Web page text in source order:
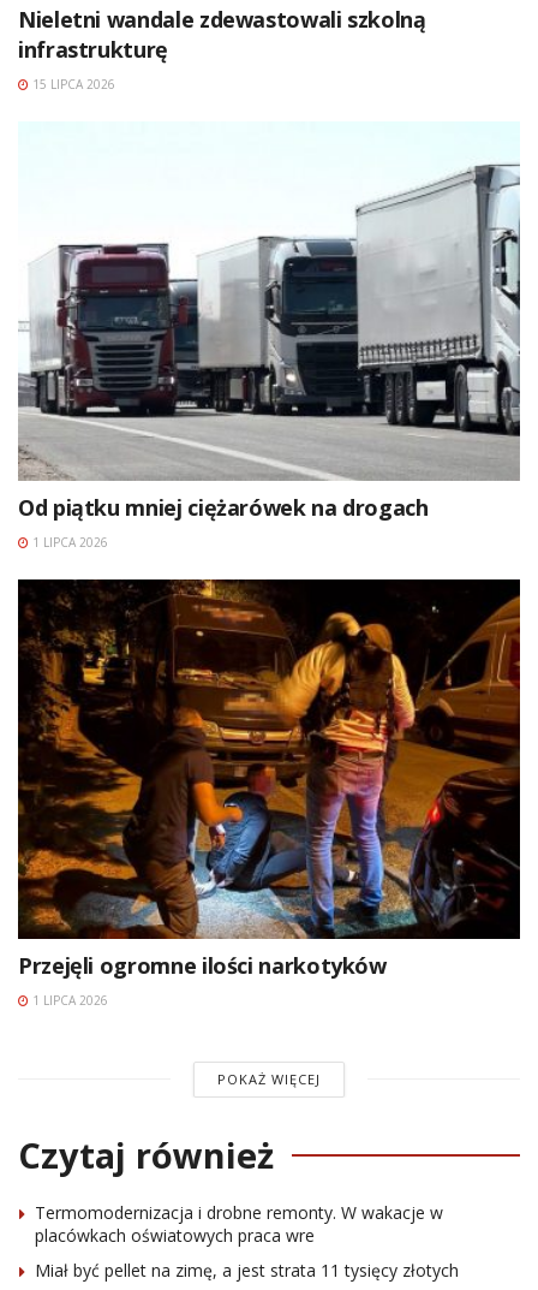
Nieletni wandale zdewastowali szkolną
infrastrukturę
15 LIPCA 2026
Od piątku mniej ciężarówek na drogach
1 LIPCA 2026
Przejęli ogromne ilości narkotyków
1 LIPCA 2026
POKAŻ WIĘCEJ
Czytaj również
Termomodernizacja i drobne remonty. W wakacje w
placówkach oświatowych praca wre
Miał być pellet na zimę, a jest strata 11 tysięcy złotych